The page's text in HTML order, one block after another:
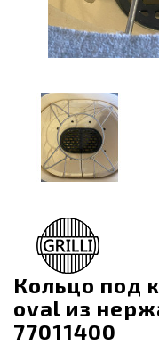
Кольцо под
oval из
77011400